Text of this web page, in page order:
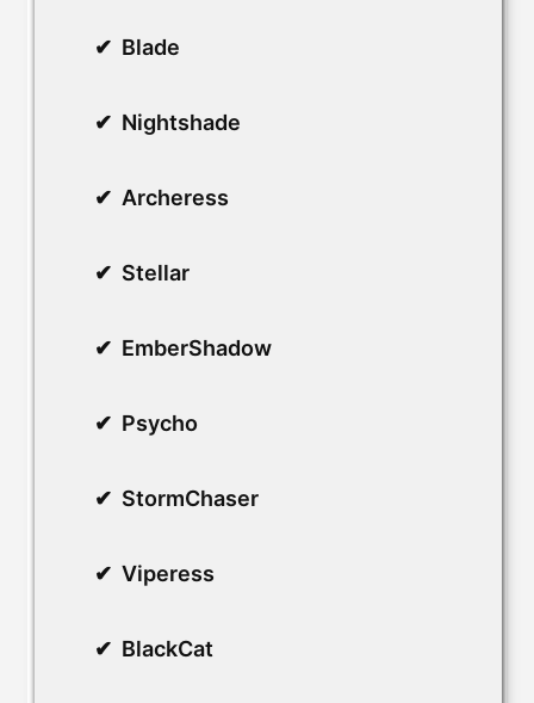
Blade
Nightshade
Archeress
Stellar
EmberShadow
Psycho
StormChaser
Viperess
BlackCat